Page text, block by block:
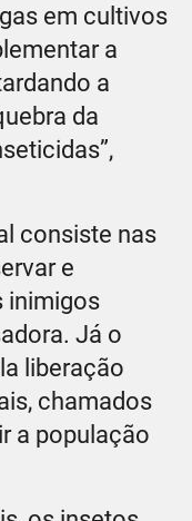
em cultivos
a
a
da
consiste nas
e
inimigos
Já o
liberação
chamados
a população